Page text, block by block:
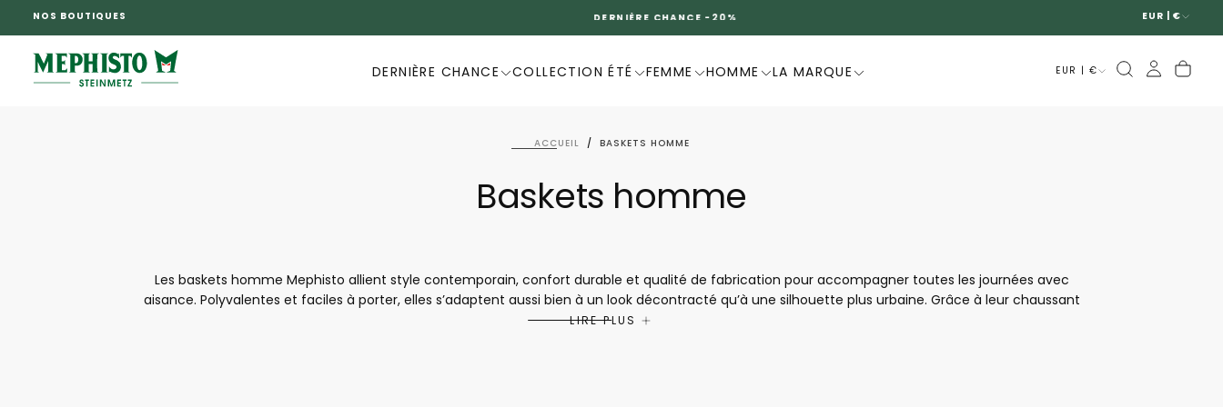
PASSER
AU
NOS BOUTIQUES DERNIÈRE CHANCE -20% EUR | €
DERNIÈRE CHANCE COLLECTION ÉTÉ FEMME HOMME LA MARQUE EUR | €
ACCUEIL / BASKETS HOMME
Baskets homme
Les baskets homme Mephisto allient style contemporain, confort durable et qualité de fabrication pour accompagner toutes les journées avec
aisance. Polyvalentes et faciles à porter, elles s’adaptent aussi bien à un look décontracté qu’à une silhouette plus urbaine. Grâce à leur chaussant
soigné, leurs matériaux de qualité et leur conception pensée pour le bien-être, elles offrent un excellent confort de marche au quotidien. Modernes,
LIRE PLUS